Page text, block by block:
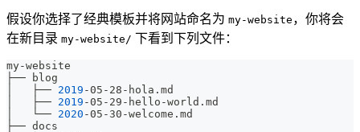
假设你选择了经典模板并将网站命名为 my-website ，你将会
在新目录 my-website/ 下看到下列文件：
my-website
├── blog
│   ├── 2019 -05-28-hola.md
│   ├── 2019 -05-29-hello-world.md
│   └── 2020 -05-30-welcome.md
├── docs